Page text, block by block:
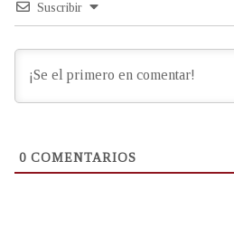
Suscribir
0 COMENTARIOS